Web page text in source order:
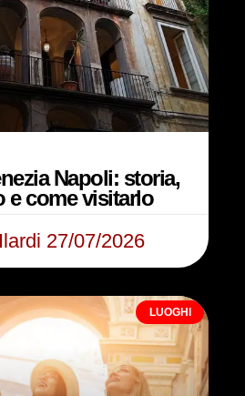
Napoli: storia,
e come visitarlo
27/07/2026
LUOGHI